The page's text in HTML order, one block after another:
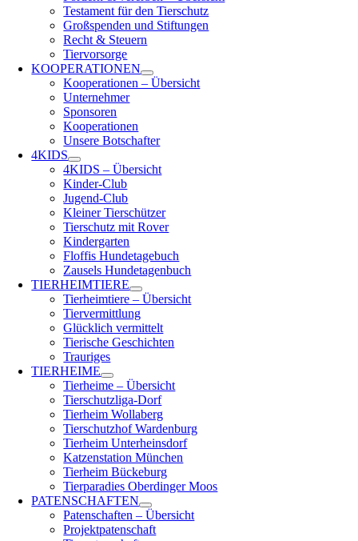
Testament für den Tierschutz
Großspenden und Stiftungen
Recht & Steuern
Tiervorsorge
KOOPERATIONEN
Kooperationen – Übersicht
Unternehmer
Sponsoren
Kooperationen
Unsere Botschafter
4KIDS
4KIDS – Übersicht
Kinder-Club
Jugend-Club
Kleiner Tierschützer
Tierschutz mit Rover
Kindergarten
Floffis Hundetagebuch
Zausels Hundetagenbuch
TIERHEIMTIERE
Tierheimtiere – Übersicht
Tiervermittlung
Glücklich vermittelt
Tierische Geschichten
Trauriges
TIERHEIME
Tierheime – Übersicht
Tierschutzliga-Dorf
Tierheim Wollaberg
Tierschutzhof Wardenburg
Tierheim Unterheinsdorf
Katzenstation München
Tierheim Bückeburg
Tierparadies Oberdinger Moos
PATENSCHAFTEN
Patenschaften – Übersicht
Projektpatenschaft